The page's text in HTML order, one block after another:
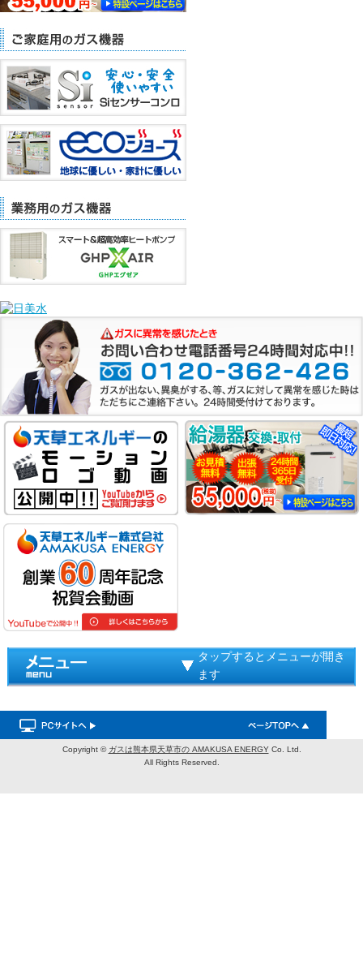
タップするとメニューが開き
ます
Copyright © ガスは熊本県天草市の AMAKUSA ENERGYCo. Ltd.
All Rights Reserved.